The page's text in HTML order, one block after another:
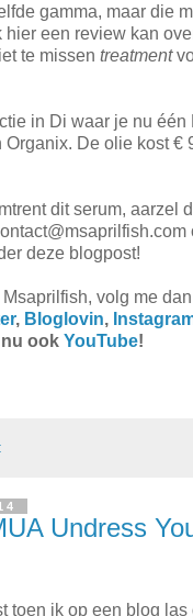
gamma, maar die
hier een review kan
te missen treatment
in Di waar je nu één
Organix. De olie kost €
dit serum, aarzel
deze blogpost!
volg me
, Bloglovin,
nu ook YouTube!
Undress
toen ik op een blog las